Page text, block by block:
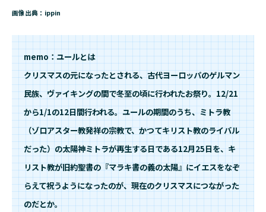
が
詰
ま
っ
た
鍋
を
5
魔女
の料
理に
合う
シャ
グ・
ブレ
ンド
画像出典：ippin
memo：ユールとは
クリスマスの元になったとされる、古代ヨーロッパのゲルマン
民族、ヴァイキングの間で冬至の頃に行われたお祭り。12/21
から1/1の12日間行われる。ユールの期間のうち、ミトラ教
（ゾロアスター教発祥の宗教で、かつてキリスト教のライバル
だった）の太陽神ミトラが再生する日である12月25日を、キ
リスト教が旧約聖書の『マラキ書の義の太陽』にイエスをなぞ
らえて祝うようになったのが、現在のクリスマスにつながった
のだとか。